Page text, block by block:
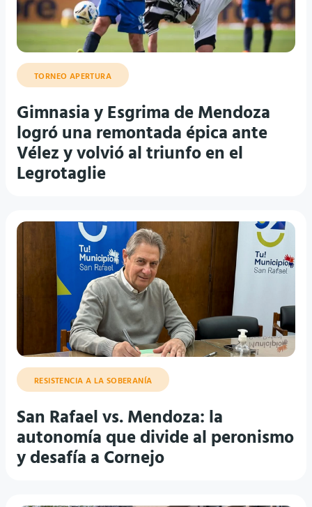
TORNEO APERTURA
Gimnasia y Esgrima de Mendoza
logró una remontada épica ante
Vélez y volvió al triunfo en el
Legrotaglie
RESISTENCIA A LA SOBERANÍA
San Rafael vs. Mendoza: la
autonomía que divide al peronismo
y desafía a Cornejo